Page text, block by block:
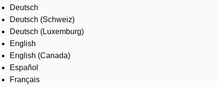
About us
Where to buy
Contact us
Careers
Deutsch
Deutsch (Schweiz)
Deutsch (Luxemburg)
English
English (Canada)
Español
Français